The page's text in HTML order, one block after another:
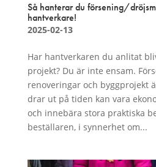
Så hanterar du försening/
hantverkare!
2025-02-13
Har hantverkaren du anlitat
projekt? Du är inte ensam.
renoveringar och byggprojekt
drar ut på tiden kan vara
och innebära stora praktiska
beställaren, i synnerhet om...